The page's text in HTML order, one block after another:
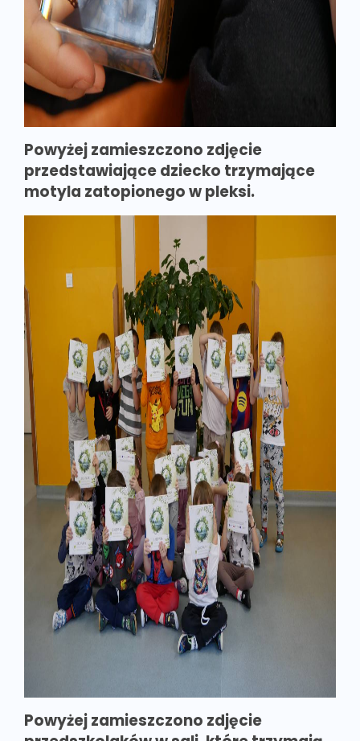
Powyżej zamieszczono zdjęcie
przedstawiające dziecko trzymające
motyla zatopionego w pleksi.
Powyżej zamieszczono zdjęcie